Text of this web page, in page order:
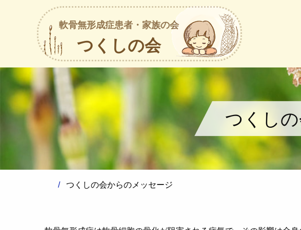
軟骨無形成症患者・家族の会
つくしの会
つくし
つくしの会からのメッセージ